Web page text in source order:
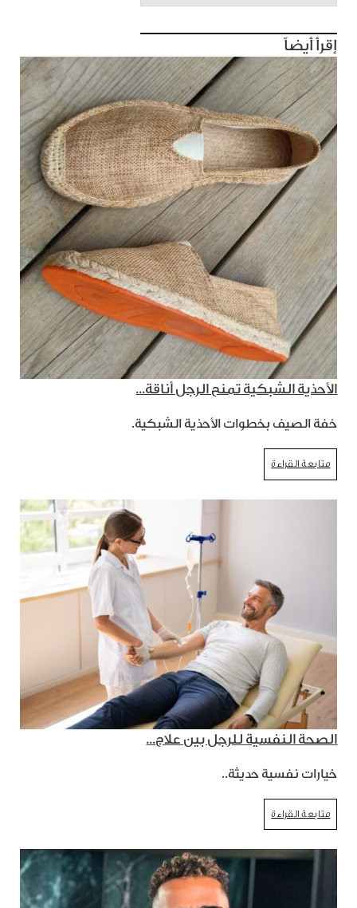
إقرأ أيضاً
الأحذية الشبكية تمنح الرجل أناقة...
خفة الصيف بخطوات الأحذية الشبكية.
متابعة القراءة
الصحة النفسية للرجل بين علاج...
خيارات نفسية حديثة..
متابعة القراءة